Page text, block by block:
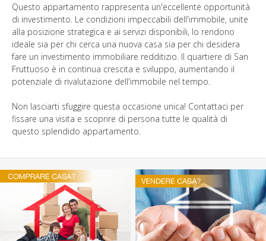
Questo appartamento rappresenta un'eccellente opportunità
di investimento. Le condizioni impeccabili dell'immobile, unite
alla posizione strategica e ai servizi disponibili, lo rendono
ideale sia per chi cerca una nuova casa sia per chi desidera
fare un investimento immobiliare redditizio. Il quartiere di San
Fruttuoso è in continua crescita e sviluppo, aumentando il
potenziale di rivalutazione dell'immobile nel tempo.
Non lasciarti sfuggire questa occasione unica! Contattaci per
fissare una visita e scoprire di persona tutte le qualità di
questo splendido appartamento.